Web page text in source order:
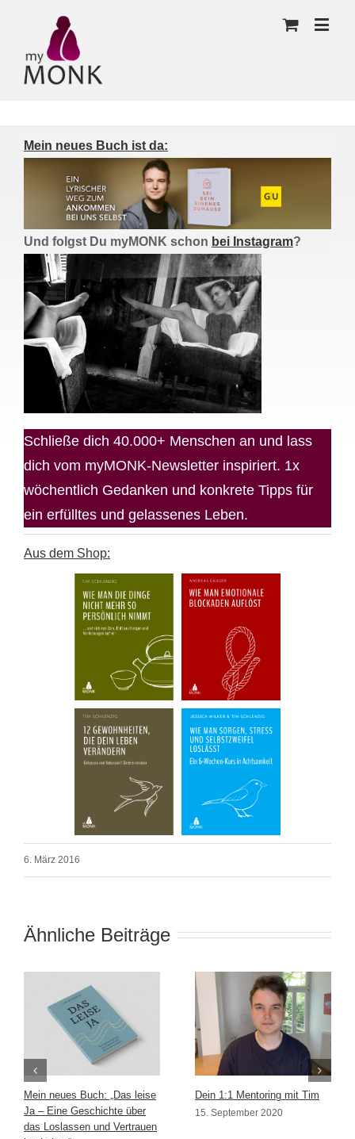
Mein neues Buch ist da:
Und folgst Du myMONK schon bei Instagram?
Schließe dich 40.000+ Menschen an und lass
dich vom myMONK-Newsletter inspiriert. 1x
wöchentlich Gedanken und konkrete Tipps für
ein erfülltes und gelassenes Leben.
Aus dem Shop:
6. März 2016
Ähnliche Beiträge
Mein neues Buch: „Das leise
Ja – Eine Geschichte über
das Loslassen und Vertrauen
Dein 1:1 Mentoring mit Tim
15. September 2020